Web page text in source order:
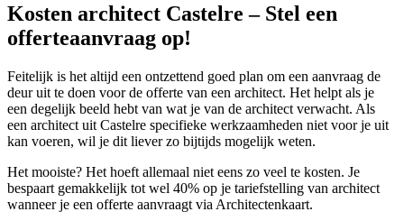
Kosten architect Castelre – Stel een
offerteaanvraag op!
Feitelijk is het altijd een ontzettend goed plan om een aanvraag de
deur uit te doen voor de offerte van een architect. Het helpt als je
een degelijk beeld hebt van wat je van de architect verwacht. Als
een architect uit Castelre specifieke werkzaamheden niet voor je uit
kan voeren, wil je dit liever zo bijtijds mogelijk weten.
Het mooiste? Het hoeft allemaal niet eens zo veel te kosten. Je
bespaart gemakkelijk tot wel 40% op je tariefstelling van architect
wanneer je een offerte aanvraagt via Architectenkaart.